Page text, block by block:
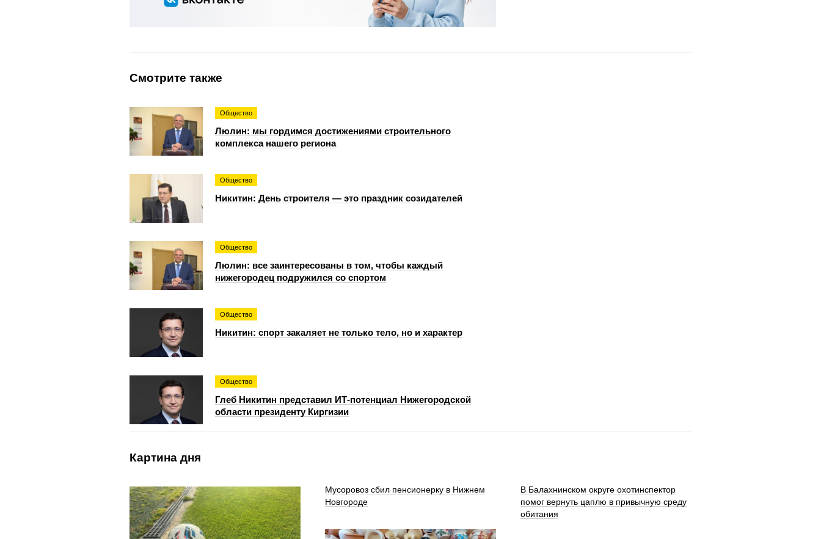
Смотрите также
Общество
Люлин: мы гордимся достижениями строительного
комплекса нашего региона
Общество
Никитин: День строителя — это праздник созидателей
Общество
Люлин: все заинтересованы в том, чтобы каждый
нижегородец подружился со спортом
Общество
Никитин: спорт закаляет не только тело, но и характер
Общество
Глеб Никитин представил ИТ-потенциал Нижегородской
области президенту Киргизии
Картина дня
Мусоровоз сбил пенсионерку в Нижнем
Новгороде
В Балахнинском округе охотинспектор
помог вернуть цаплю в привычную среду
обитания